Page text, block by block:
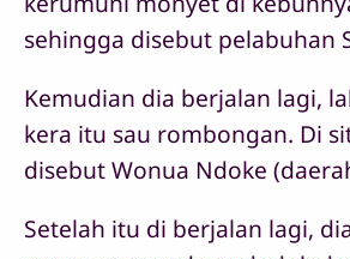
sehingga disebut pelabuhan
Kemudian dia berjalan lagi,
kera itu sau rombongan. Di
disebut Wonua Ndoke
Setelah itu di berjalan lagi,